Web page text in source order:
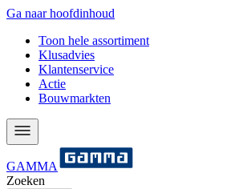
Ga naar hoofdinhoud
Toon hele assortiment
Klusadvies
Klantenservice
Actie
Bouwmarkten
GAMMA
Zoeken